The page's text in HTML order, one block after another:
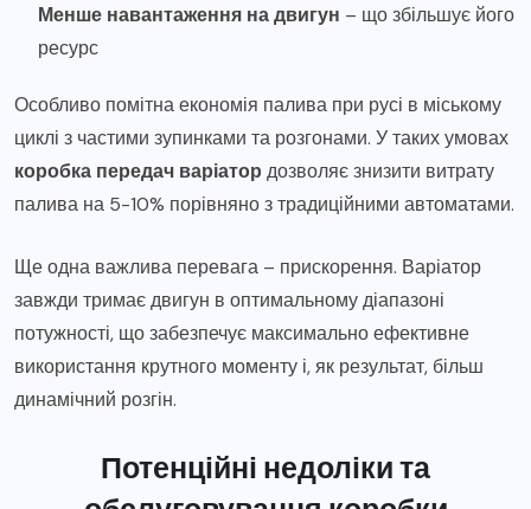
Менше навантаження на двигун – що збільшує його
ресурс
Особливо помітна економія палива при русі в міському
циклі з частими зупинками та розгонами. У таких умовах
коробка передач варіатор дозволяє знизити витрату
палива на 5-10% порівняно з традиційними автоматами.
Ще одна важлива перевага – прискорення. Варіатор
завжди тримає двигун в оптимальному діапазоні
потужності, що забезпечує максимально ефективне
використання крутного моменту і, як результат, більш
динамічний розгін.
Потенційні недоліки та